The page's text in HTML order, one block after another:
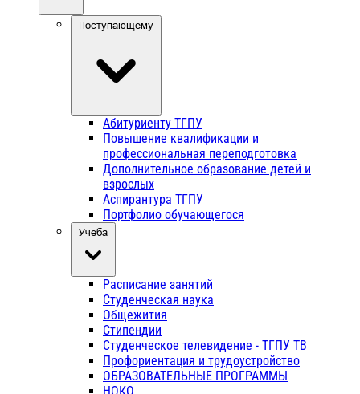
Поступающему
Абитуриенту ТГПУ
Повышение квалификации и
профессиональная переподготовка
Дополнительное образование детей и
взрослых
Аспирантура ТГПУ
Портфолио обучающегося
Учёба
Расписание занятий
Студенческая наука
Общежития
Стипендии
Студенческое телевидение - ТГПУ ТВ
Профориентация и трудоустройство
ОБРАЗОВАТЕЛЬНЫЕ ПРОГРАММЫ